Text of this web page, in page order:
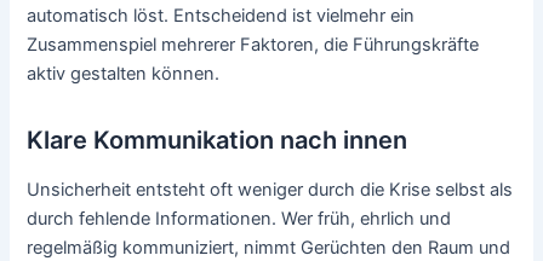
automatisch löst. Entscheidend ist vielmehr ein
Zusammenspiel mehrerer Faktoren, die Führungskräfte
aktiv gestalten können.
Klare Kommunikation nach innen
Unsicherheit entsteht oft weniger durch die Krise selbst als
durch fehlende Informationen. Wer früh, ehrlich und
regelmäßig kommuniziert, nimmt Gerüchten den Raum und